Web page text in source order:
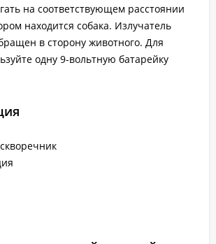
на соответствующем расстоянии
находится собака. Излучатель
в сторону животного. Для
одну 9-вольтную батарейку